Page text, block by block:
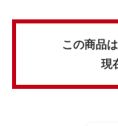
この商品
現